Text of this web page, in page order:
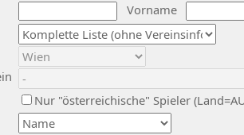
Vorname
Nur "österreichische" Spieler